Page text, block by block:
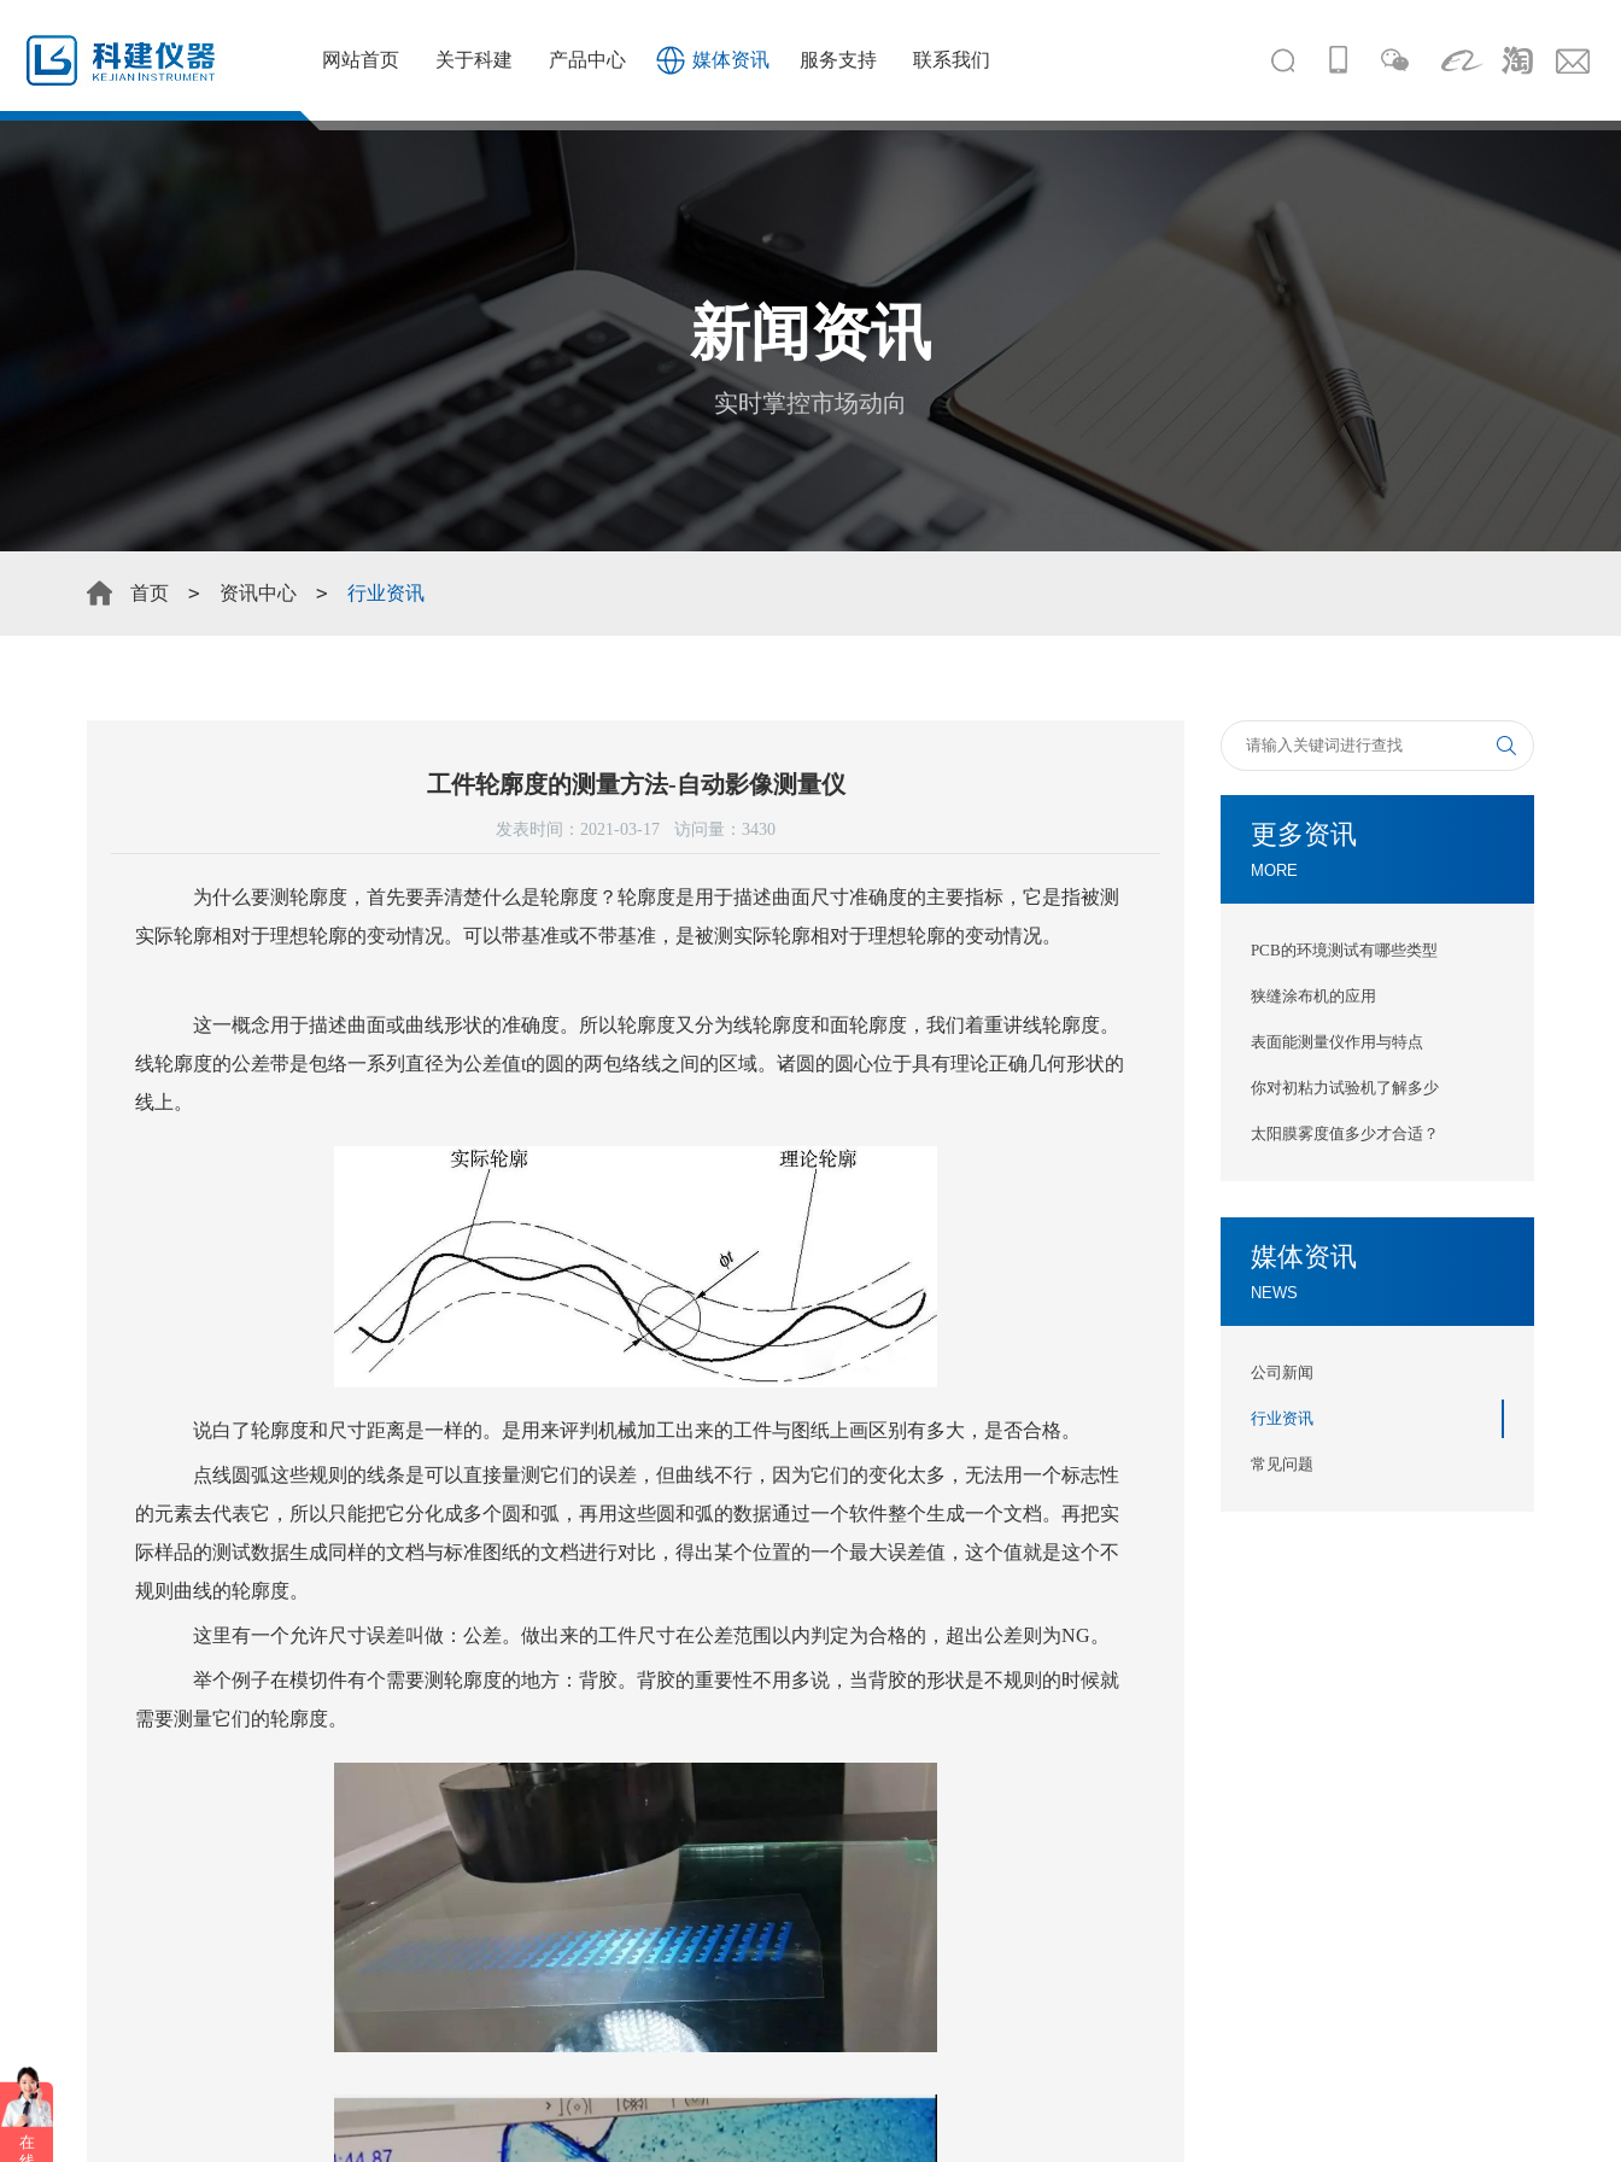
网站首页 关于科建 产品中心 媒体资讯 服务支持 联系我们
新闻资讯
实时掌控市场动向
首页 > 资讯中心 > 行业资讯
工件轮廓度的测量方法-自动影像测量仪
发表时间：2021-03-17 访问量： 3430
为什么要测轮廓度，首先要弄清楚什么是轮廓度？轮廓度是用于描述曲面尺寸准确度的主要指标，它是指被测
实际轮廓相对于理想轮廓的变动情况。可以带基准或不带基准，是被测实际轮廓相对于理想轮廓的变动情况。
这一概念用于描述曲面或曲线形状的准确度。所以轮廓度又分为线轮廓度和面轮廓度，我们着重讲线轮廓度。
线轮廓度的公差带是包络一系列直径为公差值t的圆的两包络线之间的区域。诸圆的圆心位于具有理论正确几何形状的
线上。
说白了轮廓度和尺寸距离是一样的。是用来评判机械加工出来的工件与图纸上画区别有多大，是否合格。
点线圆弧这些规则的线条是可以直接量测它们的误差，但曲线不行，因为它们的变化太多，无法用一个标志性
的元素去代表它，所以只能把它分化成多个圆和弧，再用这些圆和弧的数据通过一个软件整个生成一个文档。再把实
际样品的测试数据生成同样的文档与标准图纸的文档进行对比，得出某个位置的一个最大误差值，这个值就是这个不
规则曲线的轮廓度。
这里有一个允许尺寸误差叫做：公差。做出来的工件尺寸在公差范围以内判定为合格的，超出公差则为NG。
举个例子在模切件有个需要测轮廓度的地方：背胶。背胶的重要性不用多说，当背胶的形状是不规则的时候就
需要测量它们的轮廓度。
更多资讯
MORE
PCB的环境测试有哪些类型
狭缝涂布机的应用
表面能测量仪作用与特点
你对初粘力试验机了解多少
太阳膜雾度值多少才合适？
媒体资讯
NEWS
公司新闻
行业资讯
常见问题
在